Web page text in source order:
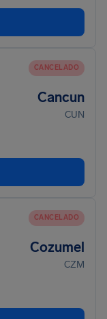
CANCELADO
Cancun
CUN
CANCELADO
Cozumel
CZM